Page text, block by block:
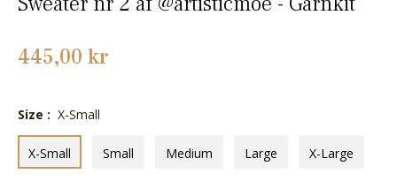
Normalpris
445,00 kr
Size : X-Small
X-Small Small Medium Large X-Large